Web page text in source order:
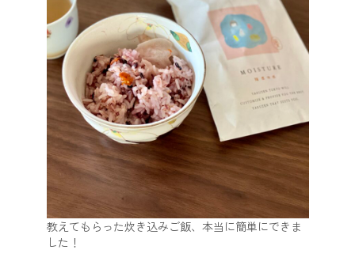
教えてもらった炊き込みご飯、本当に簡単にできま
した！